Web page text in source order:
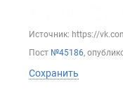
Источник: https://
Пост №45186,
Сохранить